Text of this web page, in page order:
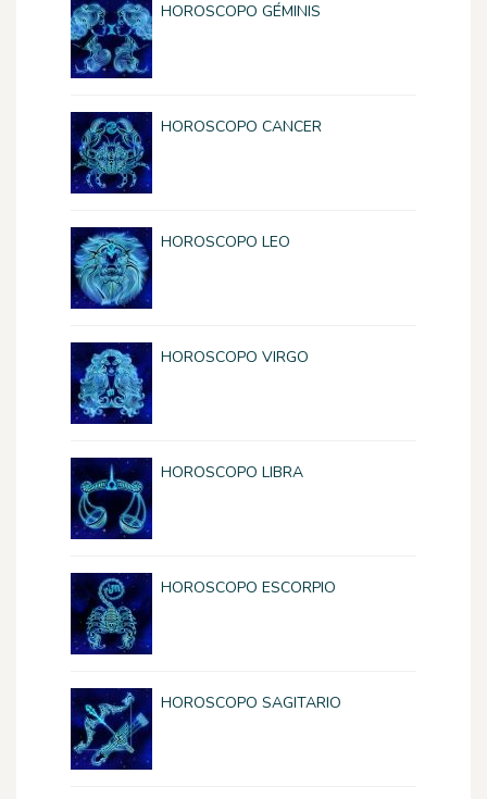
HOROSCOPO GÉMINIS
HOROSCOPO CANCER
HOROSCOPO LEO
HOROSCOPO VIRGO
HOROSCOPO LIBRA
HOROSCOPO ESCORPIO
HOROSCOPO SAGITARIO